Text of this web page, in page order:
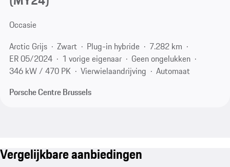
Occasie
Arctic Grijs
Zwart Plug-in hybride
7.282 km
ER 05/2024
1 vorige eigenaar
Geen ongelukken
346 kW / 470 PK
Vierwielaandrijving
Automaat
Porsche Centre Brussels
Vergelijkbare aanbiedingen